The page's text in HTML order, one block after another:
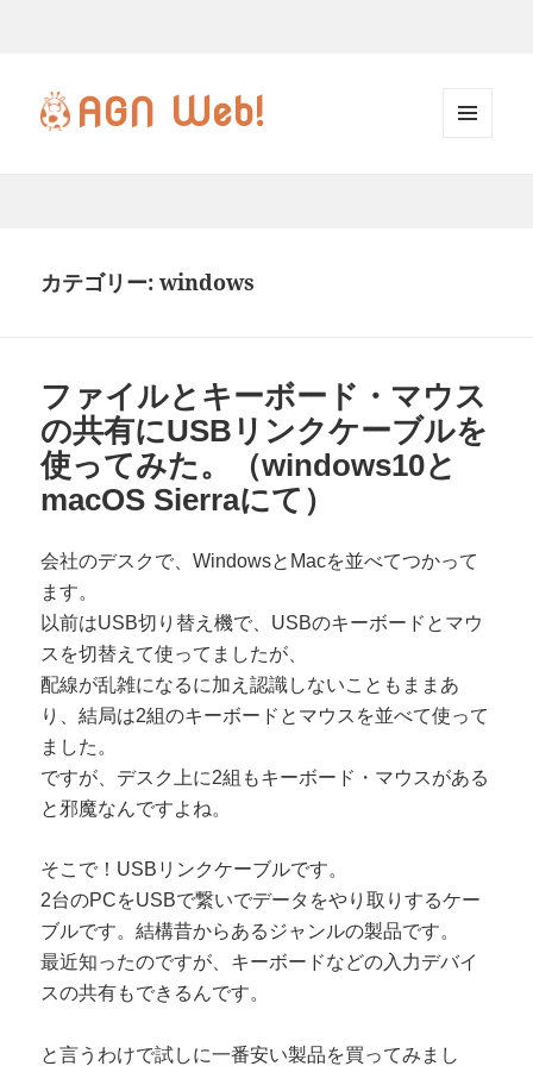
AGN Web!
カテゴリー:windows
ファイルとキーボード・マウス
の共有にUSBリンクケーブルを
使ってみた。（windows10と
macOS Sierraにて）
会社のデスクで、WindowsとMacを並べてつかって
ます。
以前はUSB切り替え機で、USBのキーボードとマウ
スを切替えて使ってましたが、
配線が乱雑になるに加え認識しないこともままあ
り、結局は2組のキーボードとマウスを並べて使って
ました。
ですが、デスク上に2組もキーボード・マウスがある
と邪魔なんですよね。
そこで！USBリンクケーブルです。
2台のPCをUSBで繋いでデータをやり取りするケー
ブルです。結構昔からあるジャンルの製品です。
最近知ったのですが、キーボードなどの入力デバイ
スの共有もできるんです。
と言うわけで試しに一番安い製品を買ってみまし